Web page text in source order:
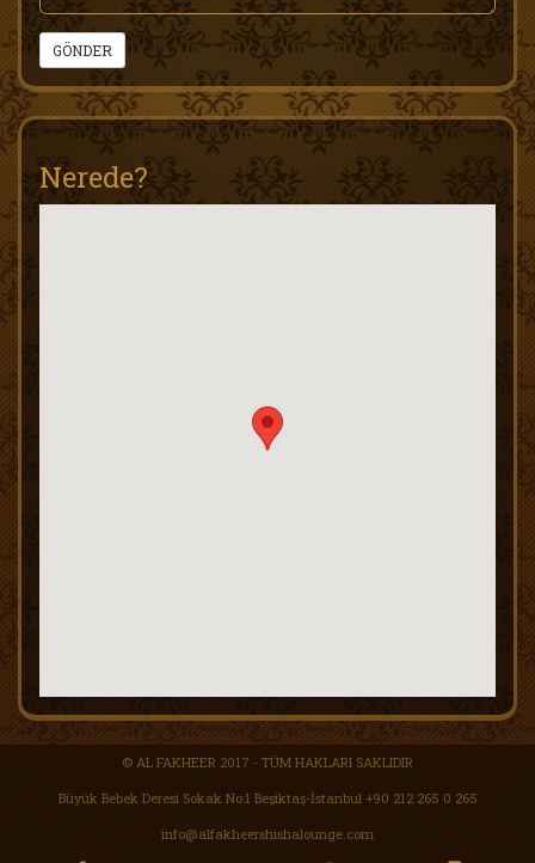
GÖNDER
Nerede?
© AL FAKHEER 2017 - TÜM HAKLARI SAKLIDIR
Büyük Bebek Deresi Sokak No:1 Beşiktaş-İstanbul +90 212 265 0 265
info@alfakheershishalounge.com